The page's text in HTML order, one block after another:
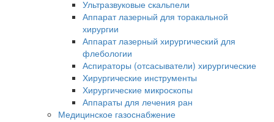
Ультразвуковые скальпели
Аппарат лазерный для торакальной
хирургии
Аппарат лазерный хирургический для
флебологии
Аспираторы (отсасыватели) хирургические
Хирургические инструменты
Хирургические микроскопы
Аппараты для лечения ран
Медицинское газоснабжение